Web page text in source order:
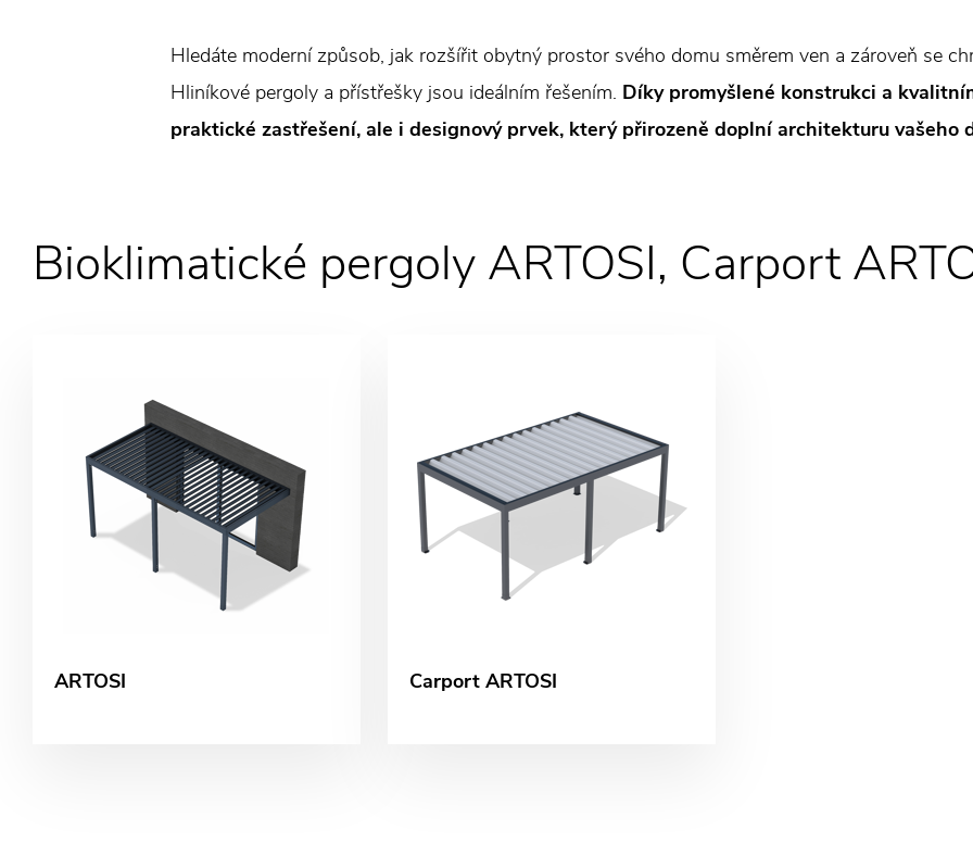
Hledáte moderní způsob, jak rozšířit obytný prostor svého domu směrem ven a zároveň se
Hliníkové pergoly a přístřešky jsou ideálním řešením. Díky promyšlené konstrukci a
praktické zastřešení, ale i designový prvek, který přirozeně doplní architekturu vašeho
Bioklimatické pergoly ARTOSI, Carport
ARTOSI Carport ARTOSI